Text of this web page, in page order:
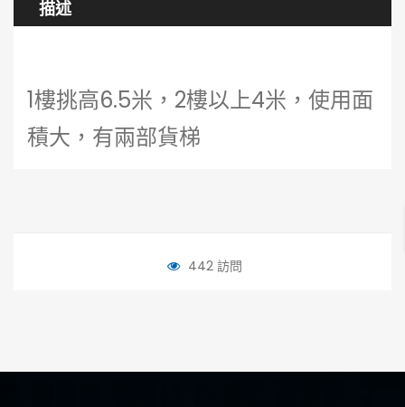
描述
1樓挑高6.5米，2樓以上4米，使用面
積大，有兩部貨梯
442 訪問